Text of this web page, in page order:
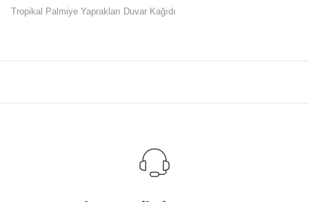
Tropikal Palmiye Yaprakları Duvar Kağıdı
Bu ürüne benzer farklı alternatifler olmalı.